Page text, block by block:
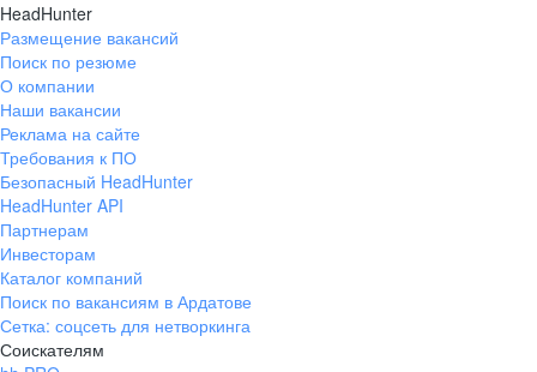
HeadHunter
Размещение вакансий
Поиск по резюме
О компании
Наши вакансии
Реклама на сайте
Требования к ПО
Безопасный HeadHunter
HeadHunter API
Партнерам
Инвесторам
Каталог компаний
Поиск по вакансиям в Ардатове
Сетка: соцсеть для нетворкинга
Соискателям